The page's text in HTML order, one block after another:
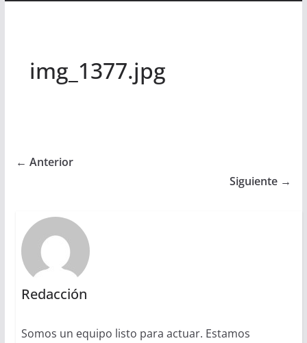
img_1377.jpg
← Anterior
Siguiente →
Redacción
Somos un equipo listo para actuar. Estamos